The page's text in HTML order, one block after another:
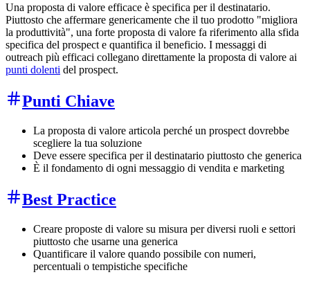
Una proposta di valore efficace è specifica per il destinatario.
Piuttosto che affermare genericamente che il tuo prodotto "migliora
la produttività", una forte proposta di valore fa riferimento alla sfida
specifica del prospect e quantifica il beneficio. I messaggi di
outreach più efficaci collegano direttamente la proposta di valore ai
punti dolenti del prospect.
Punti Chiave
La proposta di valore articola perché un prospect dovrebbe
scegliere la tua soluzione
Deve essere specifica per il destinatario piuttosto che generica
È il fondamento di ogni messaggio di vendita e marketing
Best Practice
Creare proposte di valore su misura per diversi ruoli e settori
piuttosto che usarne una generica
Quantificare il valore quando possibile con numeri,
percentuali o tempistiche specifiche